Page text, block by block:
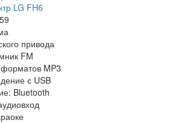
LG FH6
привода
FM
MP3
с USB
Bluetooth